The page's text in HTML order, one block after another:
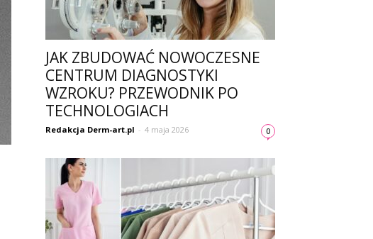
JAK ZBUDOWAĆ NOWOCZESNE
CENTRUM DIAGNOSTYKI
WZROKU? PRZEWODNIK PO
TECHNOLOGIACH
Redakcja Derm-art.pl - 4 maja 2026 0